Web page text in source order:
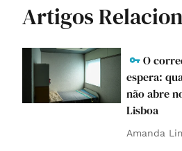
Artigos
O
espera:
não abre
Lisboa
Amanda